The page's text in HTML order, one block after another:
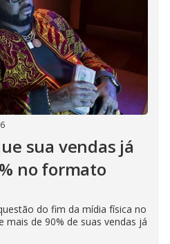
sua vendas já
no formato
do fim da mídia física no
mais de 90% de suas vendas já